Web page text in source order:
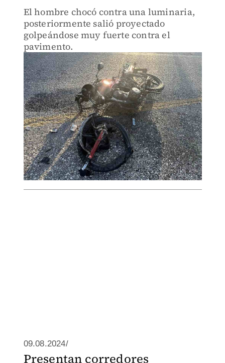
El hombre chocó contra una luminaria,
posteriormente salió proyectado
golpeándose muy fuerte contra el
pavimento.
09.08.2024/
Presentan corredores